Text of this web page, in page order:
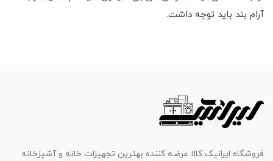
آرام بند باید توجه داشت.
فروشگاه ایرانیک کالا عرضه کننده بهترین تجهیزات خانه و آشپزخانه